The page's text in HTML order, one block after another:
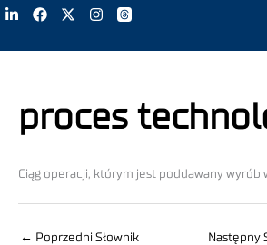
proces
Ciąg operacji, którym jest poddawany wyrób
← Poprzedni Słownik
Następny